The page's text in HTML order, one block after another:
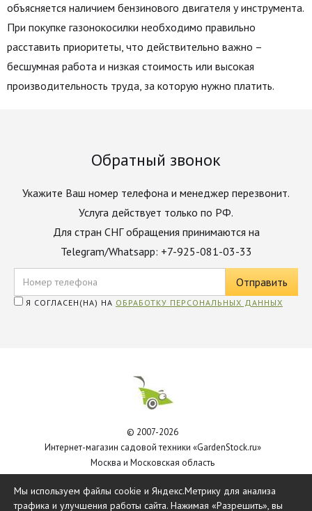
объясняется наличием бензинового двигателя у инструмента.
При покупке газонокосилки необходимо правильно
расставить приоритеты, что действительно важно –
бесшумная работа и низкая стоимость или высокая
производительность труда, за которую нужно платить.
Обратный звонок
Укажите Ваш номер телефона и менеджер перезвонит.
Услуга действует только по РФ.
Для стран СНГ обращения принимаются на
Telegram/Whatsapp: +7-925-081-03-33
Я СОГЛАСЕН(НА) НА ОБРАБОТКУ ПЕРСОНАЛЬНЫХ ДАННЫХ
© 2007-2026
Интернет-магазин садовой техники «GardenStock.ru»
Москва и Московская область
Мы используем файлы cookie и Яндекс.Метрику для анализа
трафика и улучшения работы сайта. Нажимая «Разрешить», вы